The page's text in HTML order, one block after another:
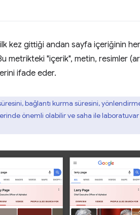
ilk kez gittiği andan sayfa içeriğinin
metrikteki "içerik", metin, resimler
ifade eder.
bağlantı kurma süresini,
önemli olabilir ve saha ile laboratuvar